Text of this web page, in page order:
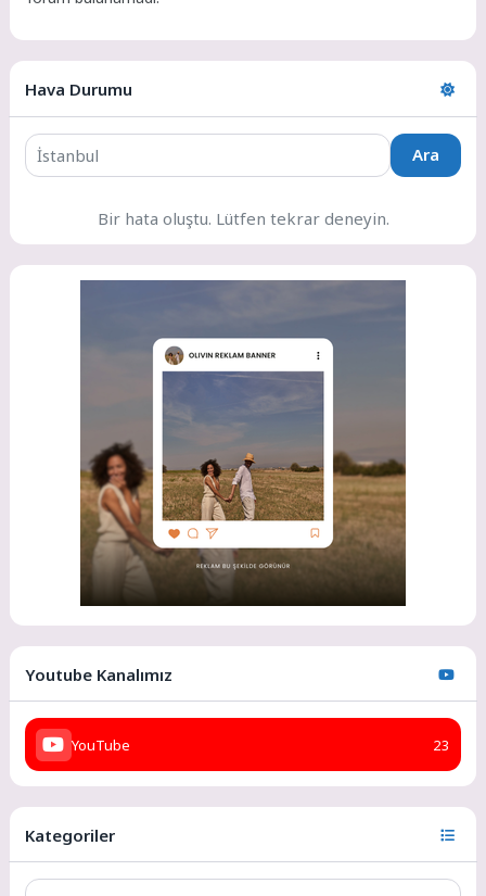
Hava Durumu
Ara
Bir hata oluştu. Lütfen tekrar deneyin.
Youtube Kanalımız
YouTube 23
Kategoriler